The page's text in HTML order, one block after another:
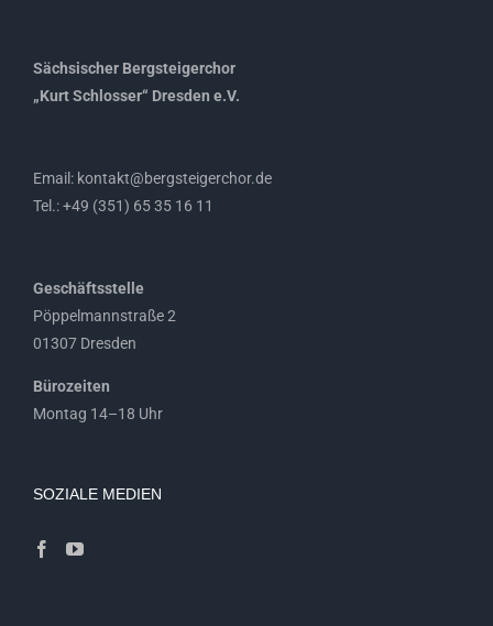
Sächsischer Bergsteigerchor
„Kurt Schlosser“ Dresden e.V.
Email: kontakt@bergsteigerchor.de
Tel.: +49 (351) 65 35 16 11
Geschäftsstelle
Pöppelmannstraße 2
01307 Dresden
Bürozeiten
Montag 14–18 Uhr
SOZIALE MEDIEN